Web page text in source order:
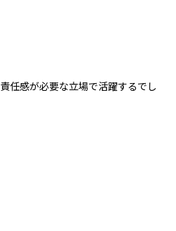
任感が必要な立場で活躍するでし